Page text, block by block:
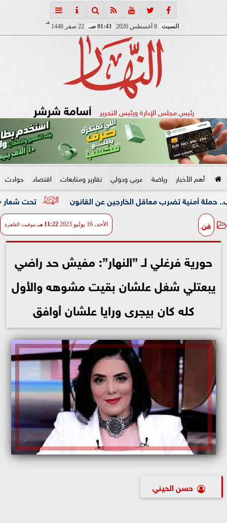
السبت 8 أغسطس 2026 01:43 صـ 22 صفر 1448
هـ
رئيس مجلس الإدارة ورئيس التحرير أسامة شرشر
أهم الأخبار رياضة عربي ودولي تقارير ومتابعات اقتصاد حوادث
تحت شعار «خدمة بيوت تضرب معاقل الخارجين عن القانون
فن الأحد، 16 يوليو 2023 11:22 مـ بتوقيت القاهرة
حورية فرغلي لـ ”النهار”: مفيش حد راضي
يبعتلي شغل علشان بقيت مشوهه والأول
كله كان بيجرى ورايا علشان أوافق
حسن الحيني